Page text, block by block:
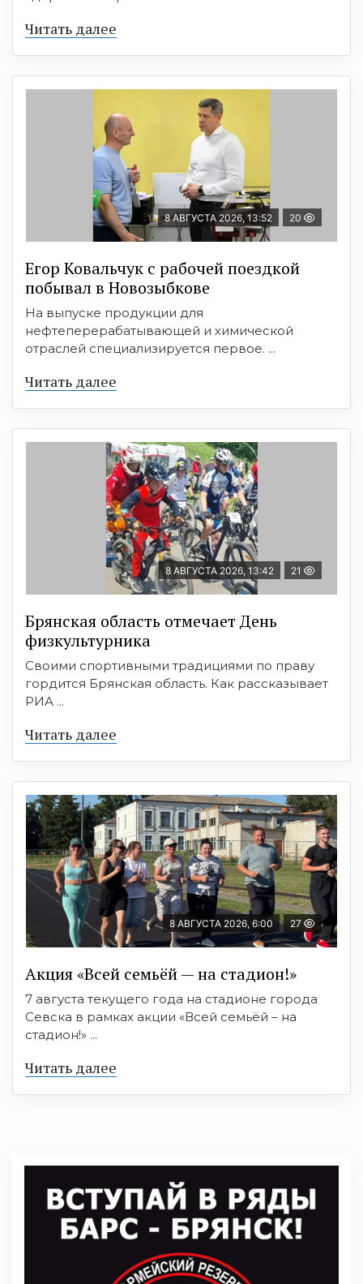
Читать далее
8 АВГУСТА 2026, 13:52 20
Егор Ковальчук с рабочей поездкой
побывал в Новозыбкове
На выпуске продукции для
нефтеперерабатывающей и химической
отраслей специализируется первое. ...
Читать далее
8 АВГУСТА 2026, 13:42 21
Брянская область отмечает День
физкультурника
Своими спортивными традициями по праву
гордится Брянская область. Как рассказывает
РИА ...
Читать далее
8 АВГУСТА 2026, 6:00 27
Акция «Всей семьёй — на стадион!»
7 августа текущего года на стадионе города
Севска в рамках акции «Всей семьёй – на
стадион!» ...
Читать далее